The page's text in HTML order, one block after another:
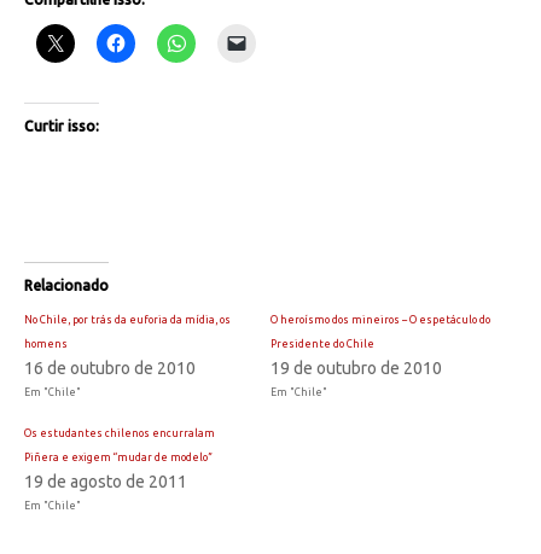
Curtir isso:
Relacionado
No Chile, por trás da euforia da mídia, os
homens
16 de outubro de 2010
Em "Chile"
O heroísmo dos mineiros – O espetáculo do
Presidente do Chile
19 de outubro de 2010
Em "Chile"
Os estudantes chilenos encurralam
Piñera e exigem “mudar de modelo”
19 de agosto de 2011
Em "Chile"